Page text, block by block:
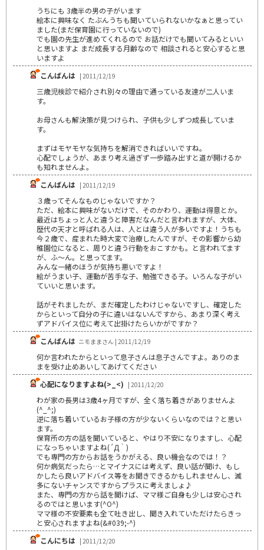
うちにも 3歳半の男の子がいます
絵本に興味なく たぶんうちも聞いていられないかなぁと思ってい
ました(まだ保育園に行っていないので)
でも園の先生が進めてくれるので お話だけでも聞いてみるといい
と思いますよ まだ成長する月齢なので 相談されると安心すると思
いますよ
こんばんは | 2011/12/19
三歳児検診で紹介され別々の理由で通っている友達が二人いま
す。
お母さんも解決策が見つけられ、子供も少しずつ成長していま
す。
まずはモヤモヤな気持ちを解消できればいいですね。
心配でしょうが、あまり考え過ぎず一歩踏み出すと道が開けるか
も知れませんよ。
こんばんは | 2011/12/19
３歳ってそんなものじゃないですか？
ただ、絵本に興味がないだけで、そのかわり、運動は得意とか。
最近はちょっと人と違うと障害だなんだと言われますが、大体、
歴代の天才と呼ばれる人は、人とは違う人が多いですよ！うちも
今２歳で、産まれた時大変で治療したんですが、その影響から幼
稚園位になると、周りと違う行動をおこすかも。と言われてます
が、ふ～ん。と思ってます。
みんな一緒のほうが気持ち悪いですよ！
絵がうまい子、運動が苦手な子、勉強できる子。いろんな子がい
ていいと思います。
話がそれましたが、まだ確定したわけじゃないですし、確定した
からといって自分の子に違いはないんですから、あまり深く考え
ずアドバイス位に考えて出掛けたらいかがですか？
こんばんは ニモままさん | 2011/12/19
何か言われたからといって息子さんは息子さんですよ。ありのま
まを受け止めあいしてあげてください
心配になりますよね(>_<) | 2011/12/20
わが家の長男は3歳4ヶ月ですが、全く落ち着きがありませんよ
(^_^;)
逆に落ち着いているお子様の方が少ないくらいなのでは？と思い
ます。
保育所の方の話を聞いていると、やはり不安になりますし、心配
になっちゃいますよね(´Д｀)
でも専門の方からお話をうかがえる、良い機会なのでは！？
何か病気だったら…とマイナスには考えず、良い話が聞け、もし
かしたら良いアドバイス等をお聞きできるかもしれませんし、滅
多にないチャンスですからプラスに考えましょ♪
また、専門の方から話を聞けば、ママ様ご自身も少しは安心され
るのではと思います(^O^)
ママ様の不安要素も全て吐き出し、聞き入れていただけたらきっ
と安心されますよね(&#039;-^)
こんにちは | 2011/12/20